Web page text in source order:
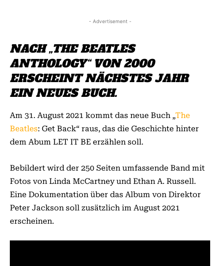
- Advertisement -
NACH „THE BEATLES
ANTHOLOGY“ VON 2000
ERSCHEINT NÄCHSTES JAHR
EIN NEUES BUCH.
Am 31. August 2021 kommt das neue Buch „The
Beatles: Get Back“ raus, das die Geschichte hinter
dem Abum LET IT BE erzählen soll.
Bebildert wird der 250 Seiten umfassende Band mit
Fotos von Linda McCartney und Ethan A. Russell.
Eine Dokumentation über das Album von Direktor
Peter Jackson soll zusätzlich im August 2021
erscheinen.